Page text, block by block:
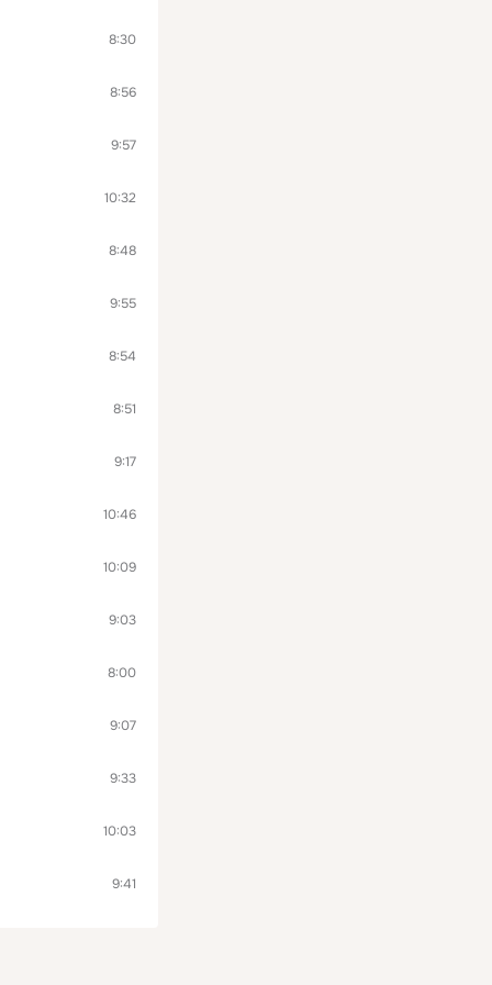
8:30
8:56
9:57
10:32
8:48
9:55
8:54
8:51
9:17
10:46
10:09
9:03
8:00
9:07
9:33
10:03
9:41